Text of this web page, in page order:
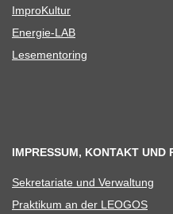
Impro­Kul­tur
Ener­­gie-LAB
Lese­men­to­ring
IMPRESSUM, KONTAKT UND
Sekre­ta­riate und Verwaltung
Prak­ti­kum an der LEOGOS